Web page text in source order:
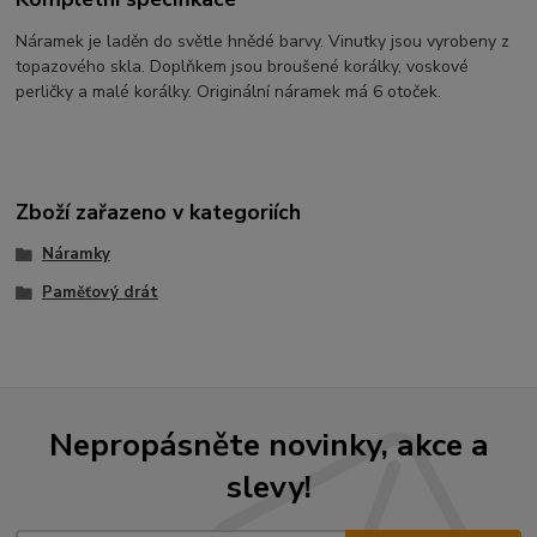
Náramek je laděn do světle hnědé barvy. Vinutky jsou vyrobeny z
topazového skla. Doplňkem jsou broušené korálky, voskové
perličky a malé korálky. Originální náramek má 6 otoček.
Zboží zařazeno v kategoriích
Náramky
Paměťový drát
Nepropásněte novinky, akce a
slevy!